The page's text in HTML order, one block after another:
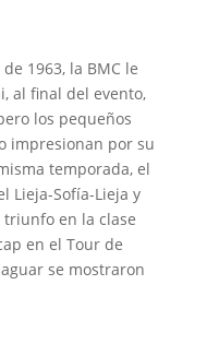
1963, la BMC le
al final del evento,
los pequeños
impresionan por su
temporada, el
Lieja-Sofía-Lieja y
triunfo en la clase
en el Tour de
se mostraron